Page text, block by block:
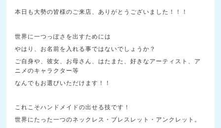
本日も大勢の皆様のご来店、ありがとうございました！！！
世界に一つっぽさを出すためには
やはり、お名前を入れる事ではないでしょうか？
ご自身や、彼女、お母さん、はたまた、好きなアーティスト、ア
ニメのキャラクター等
なんでもお選びいただけます！！
これこそハンドメイドの出せる技です！
世界にたった一つのネックレス・ブレスレット・アンクレット。